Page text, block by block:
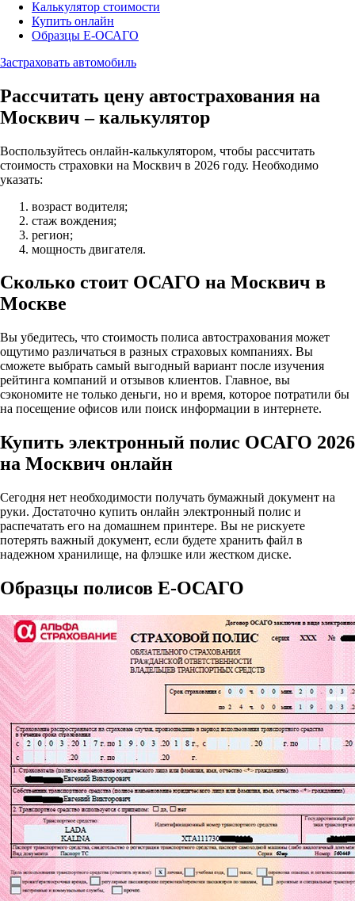
Калькулятор стоимости
Купить онлайн
Образцы Е-ОСАГО
Застраховать автомобиль
Рассчитать цену автострахования на
Москвич – калькулятор
Воспользуйтесь онлайн-калькулятором, чтобы рассчитать
стоимость страховки на Москвич в 2026 году. Необходимо
указать:
возраст водителя;
стаж вождения;
регион;
мощность двигателя.
Сколько стоит ОСАГО на Москвич в
Москве
Вы убедитесь, что стоимость полиса автострахования может
ощутимо различаться в разных страховых компаниях. Вы
сможете выбрать самый выгодный вариант после изучения
рейтинга компаний и отзывов клиентов. Главное, вы
сэкономите не только деньги, но и время, которое потратили бы
на посещение офисов или поиск информации в интернете.
Купить электронный полис ОСАГО 2026
на Москвич онлайн
Сегодня нет необходимости получать бумажный документ на
руки. Достаточно купить онлайн электронный полис и
распечатать его на домашнем принтере. Вы не рискуете
потерять важный документ, если будете хранить файл в
надежном хранилище, на флэшке или жестком диске.
Образцы полисов E-ОСАГО